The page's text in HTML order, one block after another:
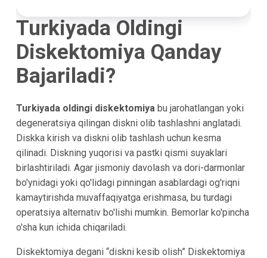
Turkiyada Oldingi
Diskektomiya Qanday
Bajariladi?
Turkiyada oldingi diskektomiyabu jarohatlangan yoki
degeneratsiya qilingan diskni olib tashlashni anglatadi.
Diskka kirish va diskni olib tashlash uchun kesma
qilinadi. Diskning yuqorisi va pastki qismi suyaklari
birlashtiriladi. Agar jismoniy davolash va dori-darmonlar
bo'ynidagi yoki qo'lidagi pinningan asablardagi og'riqni
kamaytirishda muvaffaqiyatga erishmasa, bu turdagi
operatsiya alternativ bo'lishi mumkin. Bemorlar ko'pincha
o'sha kun ichida chiqariladi.
Diskektomiya degani “diskni kesib olish” Diskektomiya